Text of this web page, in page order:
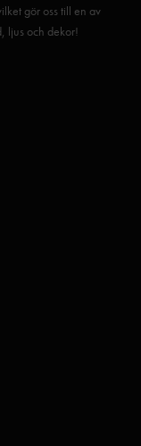
gör oss till en av
ljus och dekor!